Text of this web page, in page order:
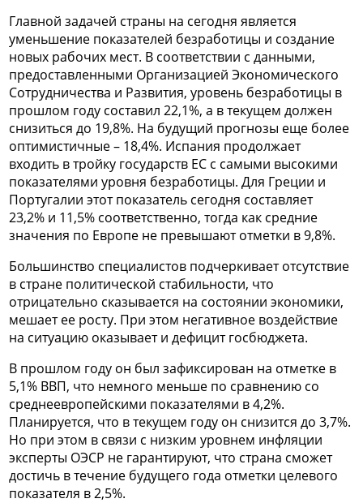
Главной задачей страны на сегодня является
уменьшение показателей безработицы и создание
новых рабочих мест. В соответствии с данными,
предоставленными Организацией Экономического
Сотрудничества и Развития, уровень безработицы в
прошлом году составил 22,1%, а в текущем должен
снизиться до 19,8%. На будущий прогнозы еще более
оптимистичные – 18,4%. Испания продолжает
входить в тройку государств ЕС с самыми высокими
показателями уровня безработицы. Для Греции и
Португалии этот показатель сегодня составляет
23,2% и 11,5% соответственно, тогда как средние
значения по Европе не превышают отметки в 9,8%.
Большинство специалистов подчеркивает отсутствие
в стране политической стабильности, что
отрицательно сказывается на состоянии экономики,
мешает ее росту. При этом негативное воздействие
на ситуацию оказывает и дефицит госбюджета.
В прошлом году он был зафиксирован на отметке в
5,1% ВВП, что немного меньше по сравнению со
среднеевропейскими показателями в 4,2%.
Планируется, что в текущем году он снизится до 3,7%.
Но при этом в связи с низким уровнем инфляции
эксперты ОЭСР не гарантируют, что страна сможет
достичь в течение будущего года отметки целевого
показателя в 2,5%.